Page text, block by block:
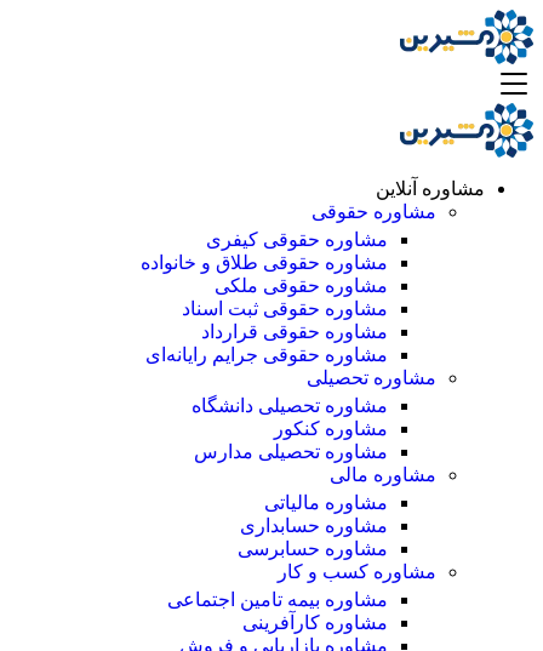
مشاوره آنلاین
مشاوره حقوقی
مشاوره حقوقی کیفری
مشاوره حقوقی طلاق و خانواده
مشاوره حقوقی ملکی
مشاوره حقوقی ثبت اسناد
مشاوره حقوقی قرارداد
مشاوره حقوقی جرایم رایانه‌ای
مشاوره تحصیلی
مشاوره تحصیلی دانشگاه
مشاوره کنکور
مشاوره تحصیلی مدارس
مشاوره مالی
مشاوره مالیاتی
مشاوره حسابداری
مشاوره حسابرسی
مشاوره کسب و کار
مشاوره بیمه تامین اجتماعی
مشاوره کارآفرینی
مشاوره بازاریابی و فروش